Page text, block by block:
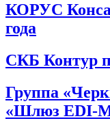
КОРУС
года
СКБ Контур
Группа
«Шлюз EDI-